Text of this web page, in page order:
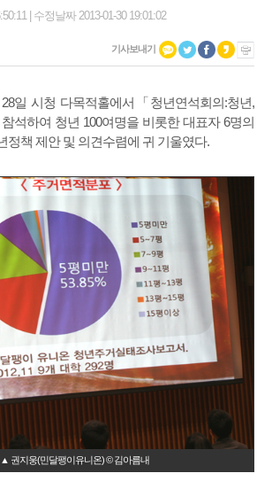
| 수정날짜 2013-01-30 19:01:02
기사보내기
일 시청 다목적홀에서「청년연석회의:청년,
석하여 청년 100여명을 비롯한 대표자 6명의
정책 제안 및 의견수렴에 귀 기울였다.
▲ 권지웅(민달팽이유니온) © 김아름내